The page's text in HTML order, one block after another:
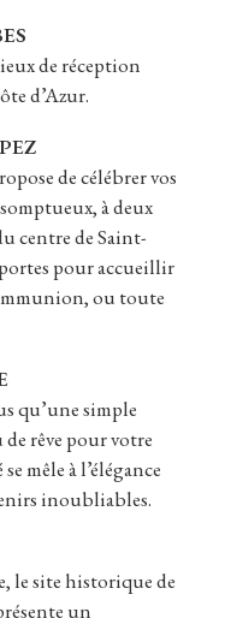
de réception
d’Azur.
de célébrer vos
à deux
centre de Saint-
portes pour accueillir
ou toute
qu’une simple
rêve pour votre
mêle à l’élégance
inoubliables.
le site historique de
un